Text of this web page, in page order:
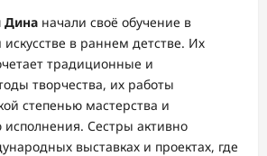
Дина начали своё обучение в
в раннем детстве. Их
традиционные и
творчества, их работы
степенью мастерства и
Сестры активно
выставках и проектах, где